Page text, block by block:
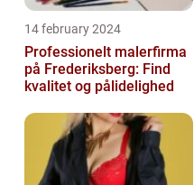
14 february 2024
Professionelt malerfirma
på Frederiksberg: Find
kvalitet og pålidelighed